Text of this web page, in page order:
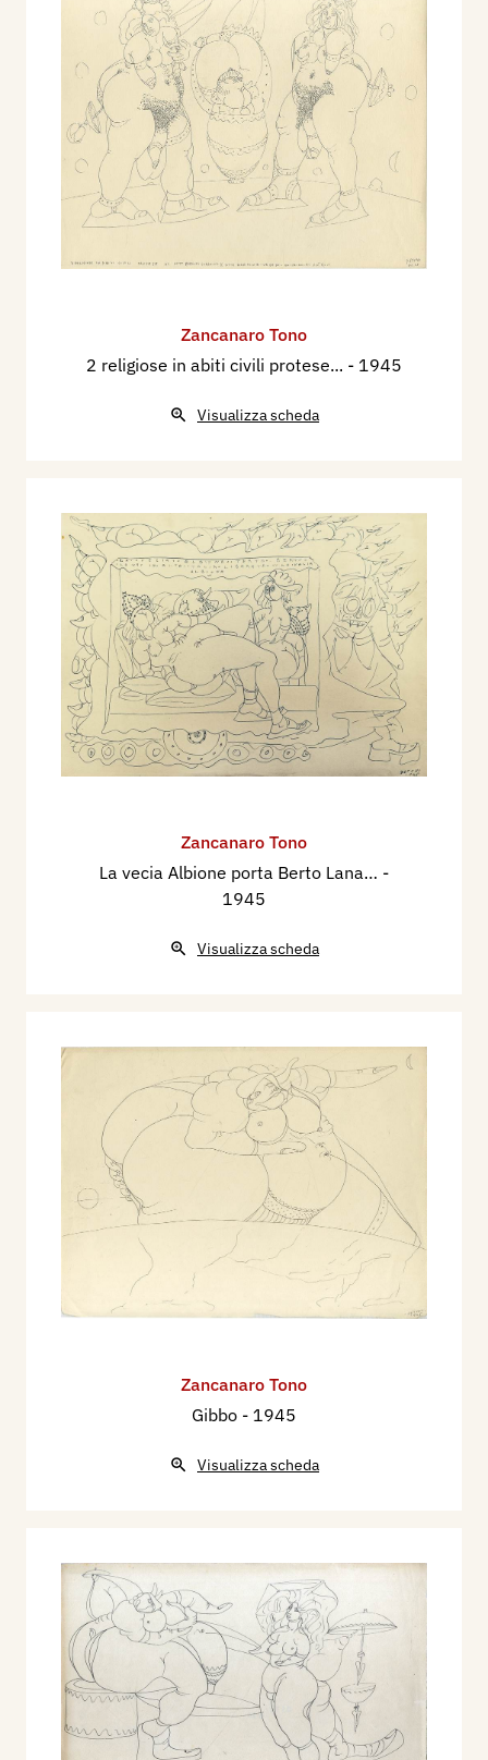
Zancanaro Tono
2 religiose in abiti civili protese... - 1945
Visualizza scheda
Zancanaro Tono
La vecia Albione porta Berto Lana… -
1945
Visualizza scheda
Zancanaro Tono
Gibbo - 1945
Visualizza scheda